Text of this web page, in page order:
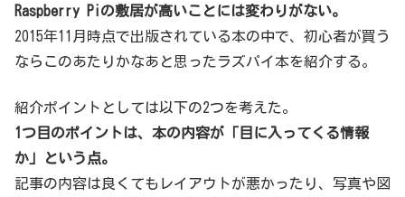
Raspberry Piの敷居が高いことには変わりがない。
2015年11月時点で出版されている本の中で、初心者が買う
ならこのあたりかなあと思ったラズパイ本を紹介する。
紹介ポイントとしては以下の2つを考えた。
1つ目のポイントは、本の内容が「目に入ってくる情報
か」という点。
記事の内容は良くてもレイアウトが悪かったり、写真や図